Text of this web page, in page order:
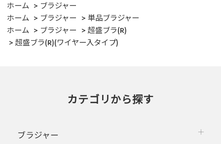
ホーム
ブラジャー
ホーム
ブラジャー
単品ブラジャー
ホーム
ブラジャー
超盛ブラ(R)
超盛ブラ(R)(ワイヤー入タイプ)
カテゴリから探す
ブラジャー